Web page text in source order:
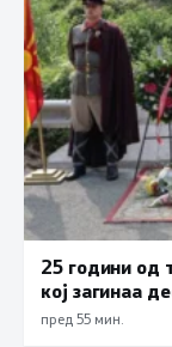
25 години од
кој загинаа
пред 55 мин.